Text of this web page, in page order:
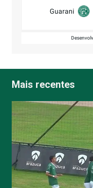
Guarani
Mais recentes